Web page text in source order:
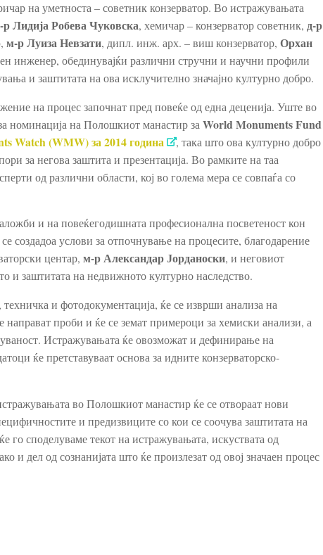
на уметноста – советник конзерватор. Во истражувањата
р Лидија Робева Чуковска, хемичар – конзерватор советник, д-р
м-р Луиза Невзати, дипл. инж. арх. – виш конзерватор, Орхан
инженер, обединувајќи различни стручни и научни профили
и заштитата на ова исклучително значајно културно добро.
на процес започнат пред повеќе од една деценија. Уште во
номинација на Полошкиот манастир за World Monuments Fund
Watch (WMW) за 2014 година
, така што ова културно добро
за негова заштита и презентација. Во рамките на таа
од различни области, кој во голема мера се совпаѓа со
и на повеќегодишната професионална посветеност кон
создадоа услови за отпочнување на процесите, благодарение
центар, м-р Александар Јорданоски, и неговиот
и заштитата на недвижното културно наследство.
и фотодокументација, ќе се изврши анализа на
направат проби и ќе се земат примероци за хемиски анализи, а
Истражувањата ќе овозможат и дефинирање на
ќе претставуваат основа за идните конзерваторско-
во Полошкиот манастир ќе се отвораат нови
и предизвиците со кои се соочува заштитата на
го споделуваме текот на истражувањата, искуствата од
и дел од сознанијата што ќе произлезат од овој значаен процес